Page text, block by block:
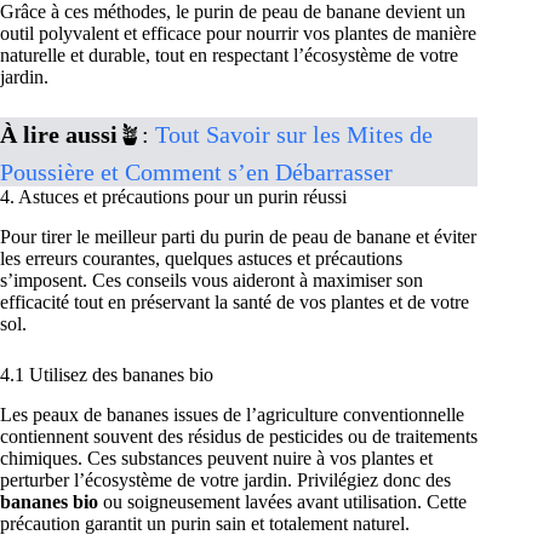
Grâce à ces méthodes, le purin de peau de banane devient un
outil polyvalent et efficace pour nourrir vos plantes de manière
naturelle et durable, tout en respectant l’écosystème de votre
jardin.
À lire aussi 🪴: Tout Savoir sur les Mites de
Poussière et Comment s’en Débarrasser
4. Astuces et précautions pour un purin réussi
Pour tirer le meilleur parti du purin de peau de banane et éviter
les erreurs courantes, quelques astuces et précautions
s’imposent. Ces conseils vous aideront à maximiser son
efficacité tout en préservant la santé de vos plantes et de votre
sol.
4.1 Utilisez des bananes bio
Les peaux de bananes issues de l’agriculture conventionnelle
contiennent souvent des résidus de pesticides ou de traitements
chimiques. Ces substances peuvent nuire à vos plantes et
perturber l’écosystème de votre jardin. Privilégiez donc des
bananes bio ou soigneusement lavées avant utilisation. Cette
précaution garantit un purin sain et totalement naturel.